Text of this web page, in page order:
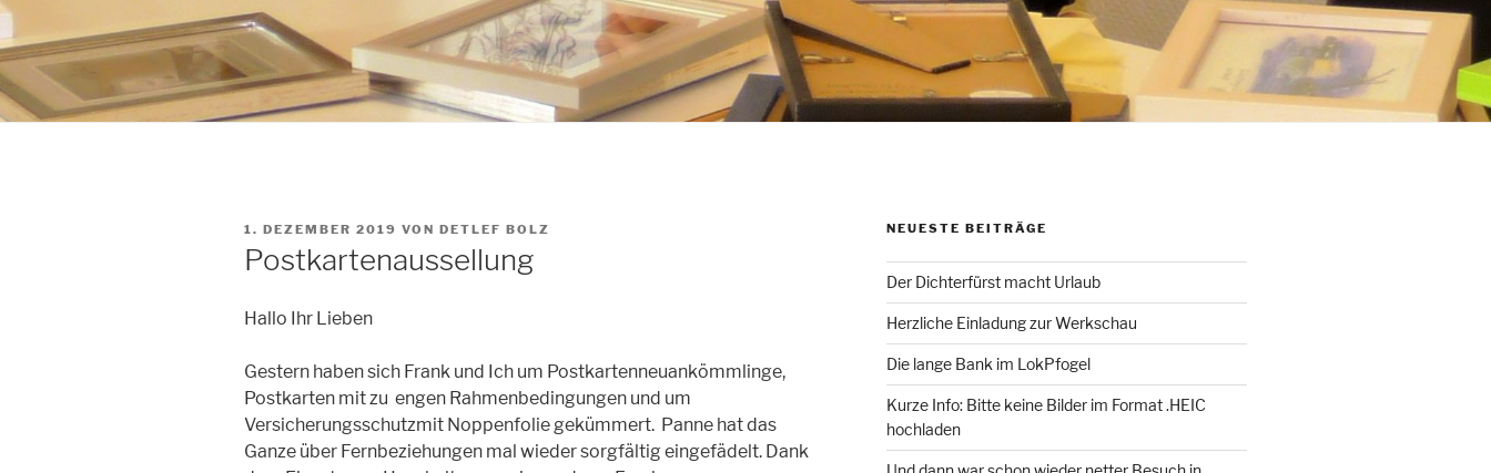
VERÖFFENTLICHT
1. DEZEMBER 2019 VON DETLEF BOLZ
Postkartenaussellung
Hallo Ihr Lieben
Gestern haben sich Frank und Ich um Postkartenneuankömmlinge,
Postkarten mit zu engen Rahmenbedingungen und um
Versicherungsschutzmit Noppenfolie gekümmert. Panne hat das
Ganze über Fernbeziehungen mal wieder sorgfältig eingefädelt. Dank
NEUESTE BEITRÄGE
Der Dichterfürst macht Urlaub
Herzliche Einladung zur Werkschau
Die lange Bank im LokPfogel
Kurze Info: Bitte keine Bilder im Format .HEIC
hochladen